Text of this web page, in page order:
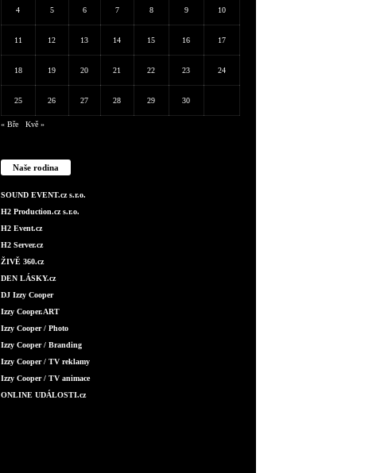
4 5 6 7 8 9 10
11 12 13 14 15 16 17
18 19 20 21 22 23 24
25 26 27 28 29 30
« Bře Kvě »
Naše rodina
SOUND EVENT.cz s.r.o.
H2 Production.cz s.r.o.
H2 Event.cz
H2 Server.cz
ŽIVĚ 360.cz
DEN LÁSKY.cz
DJ Izzy Cooper
Izzy Cooper.ART
Izzy Cooper / Photo
Izzy Cooper / Branding
Izzy Cooper / TV reklamy
Izzy Cooper / TV animace
ONLINE UDÁLOSTI.cz